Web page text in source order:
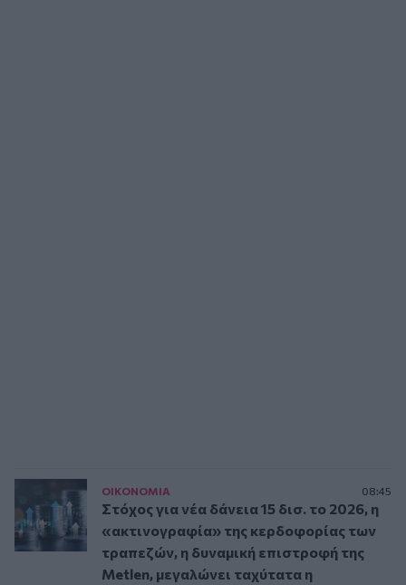
ΟΙΚΟΝΟΜΙΑ 08:45
Στόχος για νέα δάνεια 15 δισ. το 2026, η
«ακτινογραφία» της κερδοφορίας των
τραπεζών, η δυναμική επιστροφή της
Metlen, μεγαλώνει ταχύτατα η